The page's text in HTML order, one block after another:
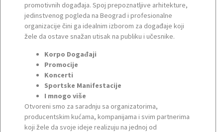
promotivnih događaja. Spoj prepoznatljive arhitekture,
jedinstvenog pogleda na Beograd i profesionalne
organizacije čini ga idealnim izborom za događaje koji
žele da ostave snažan utisak na publiku i učesnike.
Korpo Događaji
Promocije
Koncerti
Sportske Manifestacije
I mnogo više
Otvoreni smo za saradnju sa organizatorima,
producentskim kućama, kompanijama i svim partnerima
koji žele da svoje ideje realizuju na jednoj od